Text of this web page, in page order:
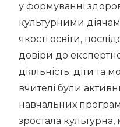
у формуванні
культурними
якості освіти,
довіри до
діяльність: діти та
вчителі були
навчальних
зростала